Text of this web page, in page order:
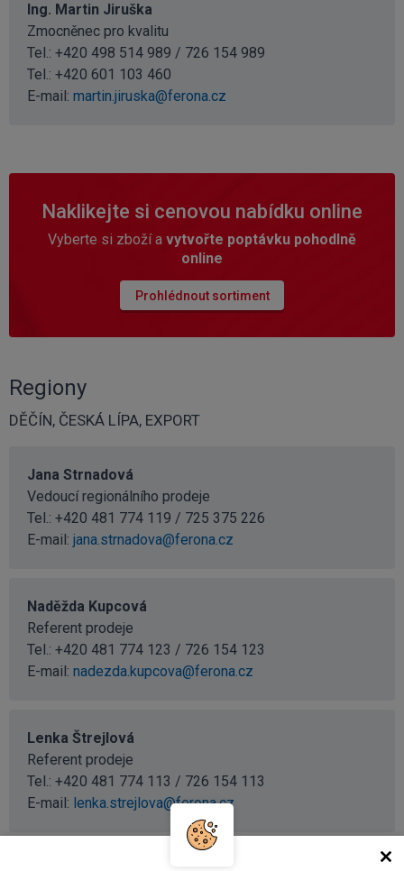
Ing. Martin Jiruška
Zmocněnec pro kvalitu
Tel.: +420 498 514 989 / 726 154 989
Tel.: +420 601 103 460
E-mail: martin.jiruska@ferona.cz
Naklikejte si cenovou nabídku online
Vyberte si zboží a vytvořte poptávku pohodlně
online
Prohlédnout sortiment
Regiony
DĚČÍN, ČESKÁ LÍPA, EXPORT
Jana Strnadová
Vedoucí regionálního prodeje
Tel.: +420 481 774 119 / 725 375 226
E-mail: jana.strnadova@ferona.cz
Naděžda Kupcová
Referent prodeje
Tel.: +420 481 774 123 / 726 154 123
E-mail: nadezda.kupcova@ferona.cz
Lenka Štrejlová
Referent prodeje
Tel.: +420 481 774 113 / 726 154 113
E-mail: lenka.strejlova@ferona.cz